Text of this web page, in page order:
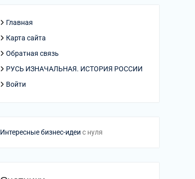
Главная
Карта сайта
Обратная связь
РУСЬ ИЗНАЧАЛЬНАЯ. ИСТОРИЯ РОССИИ
Войти
Интересные бизнес-идеи с нуля